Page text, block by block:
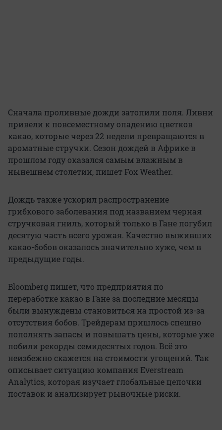
Сначала проливные дожди затопили поля. Ливни
привели к повсеместному опадению цветков
какао, которые через 22 недели превращаются в
ароматные стручки. Сезон дождей в Африке в
прошлом году оказался самым влажным в
нынешнем столетии, пишет Fox Weather.
Дождь также ускорил распространение
грибкового заболевания под названием черная
стручковая гниль, который только в Гане погубил
десятую часть всего урожая. Качество выживших
какао-бобов оказалось значительно хуже, чем в
предыдущие годы.
Bloomberg пишет, что предприятия по
переработке какао в Гане за последние месяцы
были вынуждены становиться на простой из-за
отсутствия бобов. Трейдерам пришлось спешно
пополнять запасы и повышать цены, которые уже
побили рекорды семидесятых годов. Всё это
неизбежно скажется на стоимости угощений. Так
описывает ситуацию компания Everstream
Analytics, которая изучает глобальные цепочки
поставок и анализирует рыночные риски.